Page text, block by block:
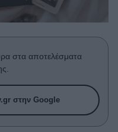
στα αποτελέσματα
στην Google